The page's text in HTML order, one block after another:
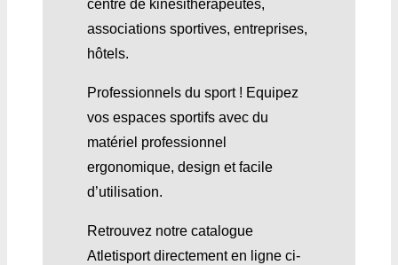
centre de kinésithérapeutes,
associations sportives, entreprises,
hôtels.
Professionnels du sport ! Equipez
vos espaces sportifs avec du
matériel professionnel
ergonomique, design et facile
d’utilisation.
Retrouvez notre catalogue
Atletisport directement en ligne ci-